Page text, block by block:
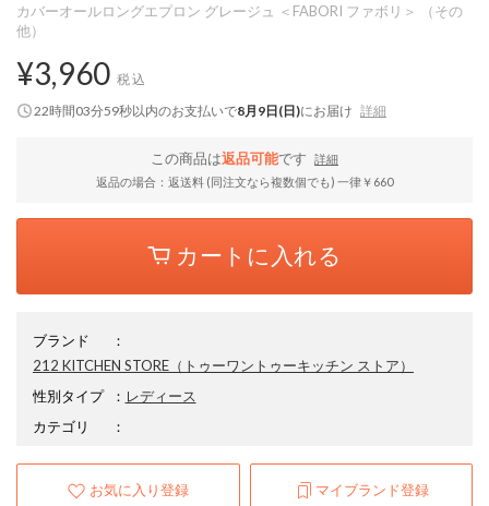
カバーオールロングエプロン グレージュ ＜FABORI ファボリ＞ （その
他）
¥3,960 税込
22時間03分58秒以内のお支払いで8月9日(日)にお届け 詳細
この商品は返品可能です
詳細
返品の場合：返送料 (同注文なら複数個でも) 一律￥660
カートに入れる
ブランド
：
212 KITCHEN STORE （トゥーワントゥーキッチン ストア）
性別タイプ
： レディース
カテゴリ
：
お気に入り登録 マイブランド登録